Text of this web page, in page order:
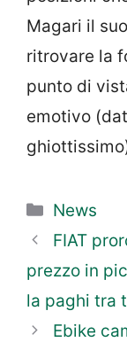
Magari il
ritrovare la
punto di
emotivo
Categorie
News
FIAT
prezzo in
la paghi tra
Ebike